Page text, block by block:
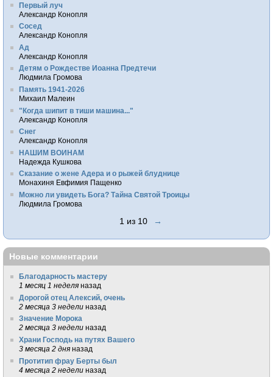
Первый луч
Александр Конопля
Сосед
Александр Конопля
Ад
Александр Конопля
Детям о Рождестве Иоанна Предтечи
Людмила Громова
Память 1941-2026
Михаил Малеин
"Когда шипит в тиши машина..."
Александр Конопля
Снег
Александр Конопля
НАШИМ ВОИНАМ
Надежда Кушкова
Сказание о жене Адера и о рыжей блуднице
Монахиня Евфимия Пащенко
Можно ли увидеть Бога? Тайна Святой Троицы
Людмила Громова
1 из 10 →
Новые комментарии
Благодарность мастеру
1 месяц 1 неделя назад
Дорогой отец Алексий, очень
2 месяца 3 недели назад
Значение Морока
2 месяца 3 недели назад
Храни Господь на путях Вашего
3 месяца 2 дня назад
Протитип фрау Берты был
4 месяца 2 недели назад